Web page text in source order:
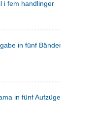
i fem handlinger
in fünf Bänden
in fünf Aufzügen